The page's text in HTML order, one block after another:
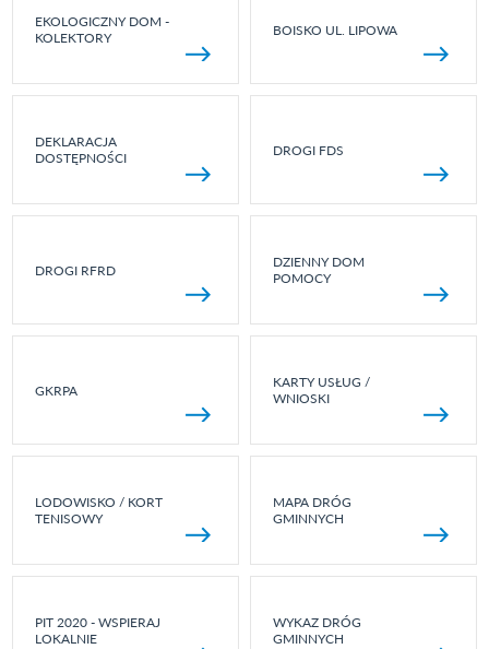
EKOLOGICZNY DOM -
KOLEKTORY
BOISKO UL. LIPOWA
DEKLARACJA
DOSTĘPNOŚCI
DROGI FDS
DROGI RFRD
DZIENNY DOM
POMOCY
GKRPA
KARTY USŁUG /
WNIOSKI
LODOWISKO / KORT
TENISOWY
MAPA DRÓG
GMINNYCH
PIT 2020 - WSPIERAJ
LOKALNIE
WYKAZ DRÓG
GMINNYCH